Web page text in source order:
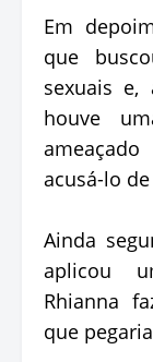
Em
que
sexuais e,
houve
acusá-lo
Ainda
aplicou
Rhianna
que